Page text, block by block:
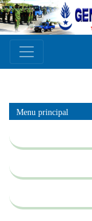
Aller
au
contenu
principal
Menu principal